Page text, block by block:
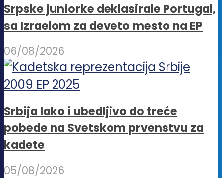
Srpske juniorke deklasirale Portugal,
sa Izraelom za deveto mesto na EP
06/08/2026
Srbija lako i ubedljivo do treće
pobede na Svetskom prvenstvu za
kadete
05/08/2026